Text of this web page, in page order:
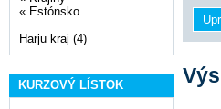
« Estónsko
Harju kraj (4)
KURZOVÝ LÍSTOK